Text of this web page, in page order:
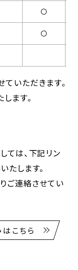
〇
〇
いただきます。
ます。
ては、下記リン
たします。
ご連絡させてい
こちら